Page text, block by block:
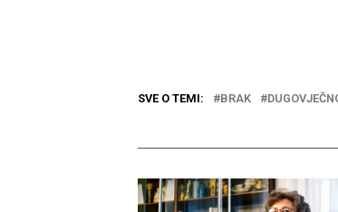
SVE O TEMI: BRAK